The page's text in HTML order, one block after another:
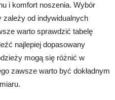
i komfort noszenia. Wybór
zależy od indywidualnych
warto sprawdzić tabelę
najlepiej dopasowany
mogą się różnić w
zawsze warto być dokładnym